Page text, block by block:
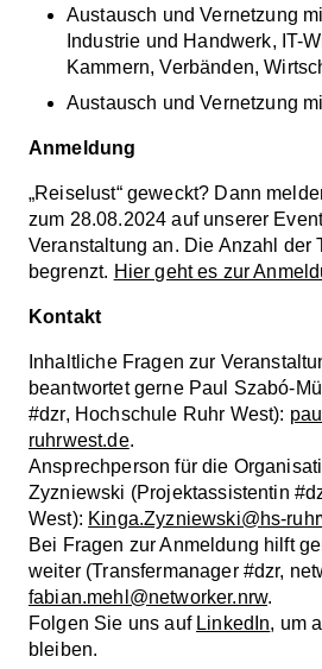
Austausch und Vernetzung
Industrie und Handwerk, IT-
Kammern, Verbänden,
Austausch und Vernetzung
Anmeldung
„Reiselust“ geweckt? Dann
zum 28.08.2024 auf unserer
Veranstaltung an. Die Anzahl der
begrenzt. Hier geht es zur
Kontakt
Inhaltliche Fragen zur
beantwortet gerne Paul Szabó-
#dzr, Hochschule Ruhr West):
ruhrwest.de.
Ansprechperson für die
Zyzniewski (Projektassistentin
West): Kinga.Zyzniewski@hs-
Bei Fragen zur Anmeldung hilft
weiter (Transfermanager #dzr,
fabian.mehl@networker.nrw.
Folgen Sie uns auf LinkedIn, um
bleiben.